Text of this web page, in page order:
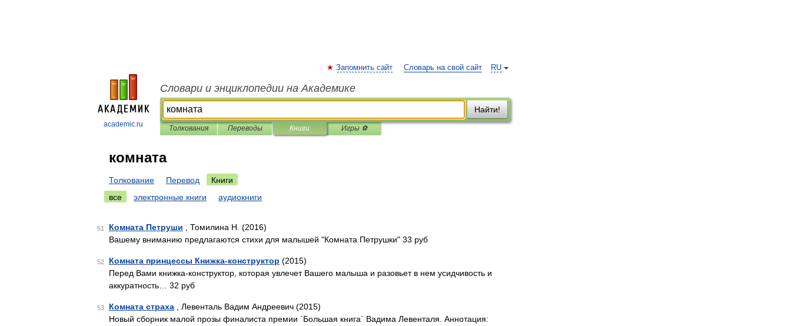
academic.ru
RU
Запомнить сайт Словарь на свой сайт
Словари и энциклопедии на Академике
Найти!
Толкования Переводы Книги Игры ⚽
комната
Толкование Перевод
Книги
все
электронные книги аудиокниги
51 Комната Петруши , Томилина Н. (2016)
Вашему вниманию предлагаются стихи для малышей "Комната Петрушки" 33 руб
52 Комната принцессы Книжка-конструктор (2015)
Перед Вами книжка-конструктор, которая увлечет Вашего малыша и разовьет в нем усидчивость и
аккуратность… 32 руб
53 Комната страха , Левенталь Вадим Андреевич (2015)
Новый сборник малой прозы финалиста премии `Большая книга` Вадима Левенталя. Аннотация: